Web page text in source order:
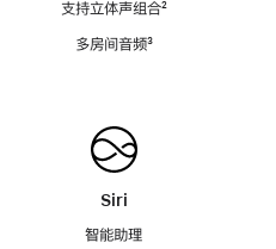
支持立体声组合脚
²
多房间音频脚
³
Siri
智能助理